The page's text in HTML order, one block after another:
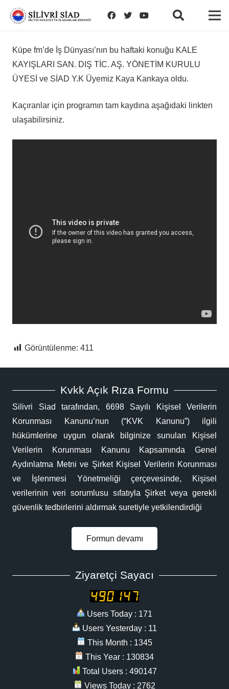
Küpe fm’de İş Dünyası’nın bu haftaki konuğu KALE
KAYIŞLARI SAN. DIŞ TİC. AŞ. YÖNETİM KURULU
ÜYESİ ve SİAD Y.K Üyemiz Kaya Kankaya oldu.
Kaçıranlar için programın tam kaydına aşağıdaki linkten
ulaşabilirsiniz.
Görüntülenme: 411
Kvkk Açık Rıza Formu
Silivri Siad tarafından, 6698 Sayılı Kişisel Verilerin
Korunması Kanunu’nun (“KVK Kanunu”) ilgili
hükümlerine uygun olarak bilginize sunulan Kişisel
Verilerin Korunması Kanunu Kapsamında Genel
Aydınlatma Metni ve Şirket Kişisel Verilerin Korunması
ve İşlenmesi Yönetmeliği çerçevesinde, Kişisel
verilerinin veri sorumlusu sıfatıyla Şirket veya gerekli
güvenlik tedbirlerini aldırmak suretiyle yetkilendirdiği
Formun devamı
Ziyaretçi Sayacı
Users Today : 171
Users Yesterday : 11
This Month : 1345
This Year : 130834
Total Users : 490147
Views Today : 2762